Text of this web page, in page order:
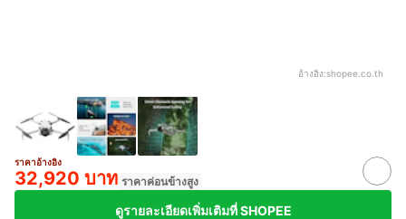
อ้างอิง:shopee.co.th
ราคาอ้างอิง
32,920 บาท ราคาค่อนข้างสูง
ดูรายละเอียดเพิ่มเติมที่ SHOPEE